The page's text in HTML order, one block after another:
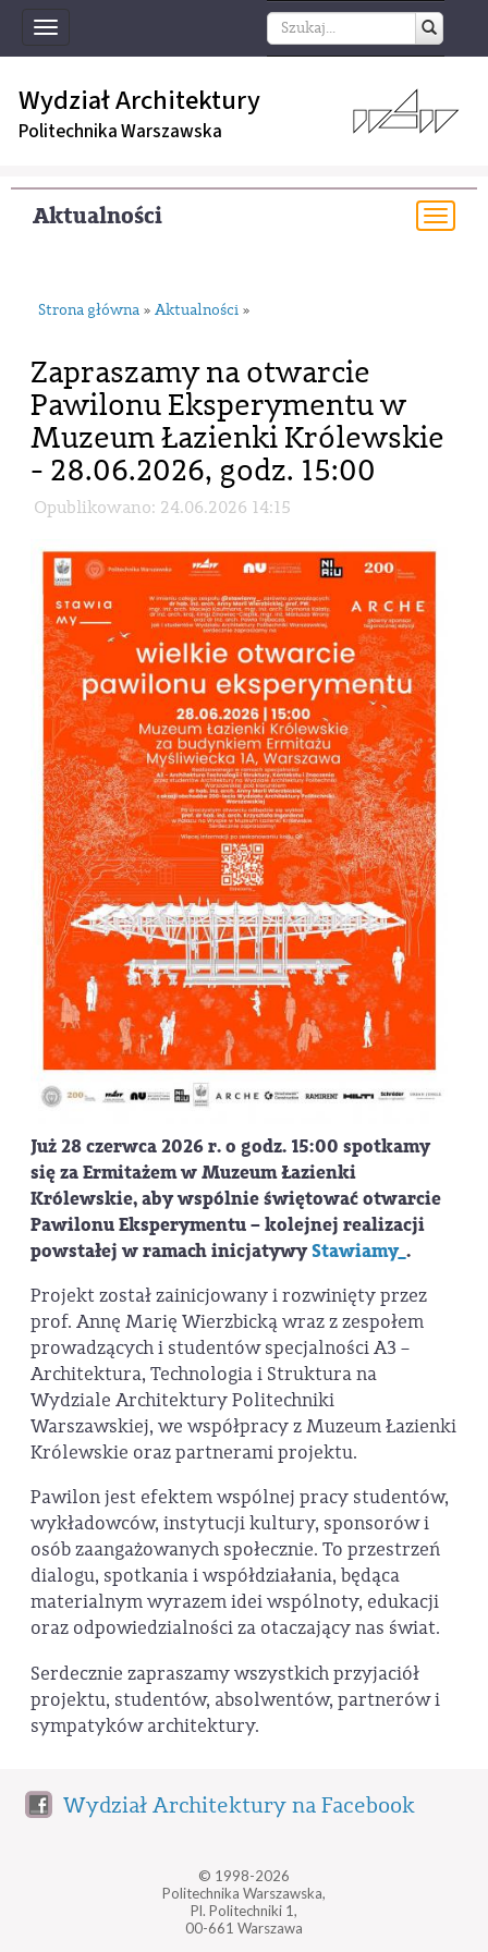
Toggle
navigation
Wydział Architektury
Politechnika Warszawska
Aktualności
Strona główna » Aktualności »
Zapraszamy na otwarcie
Pawilonu Eksperymentu w
Muzeum Łazienki Królewskie
- 28.06.2026, godz. 15:00
Opublikowano: 24.06.2026 14:15
Już28 czerwca 2026 r. o godz. 15:00 spotkamy
się za Ermitażem w Muzeum Łazienki
Królewskie, aby wspólnie świętować otwarcie
Pawilonu Eksperymentu – kolejnej realizacji
powstałej w ramach inicjatywyStawiamy_.
Projekt został zainicjowany i rozwinięty przez
prof. Annę Marię Wierzbicką wraz z zespołem
prowadzących i studentów specjalności A3 –
Architektura, Technologia i Struktura na
Wydziale Architektury Politechniki
Warszawskiej, we współpracy z Muzeum Łazienki
Królewskie oraz partnerami projektu.
Pawilon jest efektem wspólnej pracy studentów,
wykładowców, instytucji kultury, sponsorów i
osób zaangażowanych społecznie. To przestrzeń
dialogu, spotkania i współdziałania, będąca
materialnym wyrazem idei wspólnoty, edukacji
oraz odpowiedzialności za otaczający nas świat.
Serdecznie zapraszamy wszystkich przyjaciół
projektu, studentów, absolwentów, partnerów i
sympatyków architektury.
Wydział Architektury na Facebook
© 1998-2026
Politechnika Warszawska,
Pl. Politechniki 1,
00-661 Warszawa